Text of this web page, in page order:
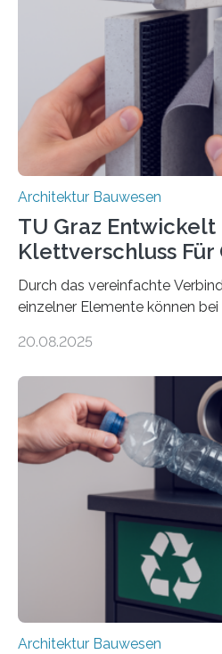
Textilbeton ist ein moderner
einer feinkörnigen Betonmatrix
Bewehrung besteht – meist
Basaltfasern. Anders als
dem Stahlstäbe zur…
Architektur Bauwesen
TU Graz
Klettverschluss
Durch das vereinfachte
einzelner Elemente können bei
Material und Bauschutt
Projekt ReCon gemeinsam
ein Klett-Verbindungssystem
Damit lassen sich
resilient verbinden und bei
trennen. Der Fokus lag auf der
Bauteilen mit
irreversible Verbindungen den
erschweren. Hierzu
unterschiedliche Zugänge.
20.08.2025
Architektur Bauwesen